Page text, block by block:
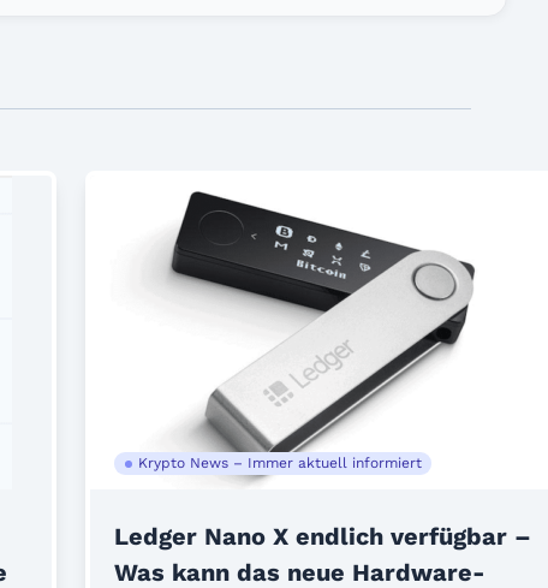
Krypto News – Immer aktuell informiert
Ledger Nano X endlich verfügbar –
Was kann das neue Hardware-